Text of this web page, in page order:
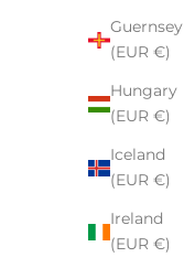
Guernsey
(EUR €)
Hungary
(EUR €)
Iceland
(EUR €)
Ireland
(EUR €)